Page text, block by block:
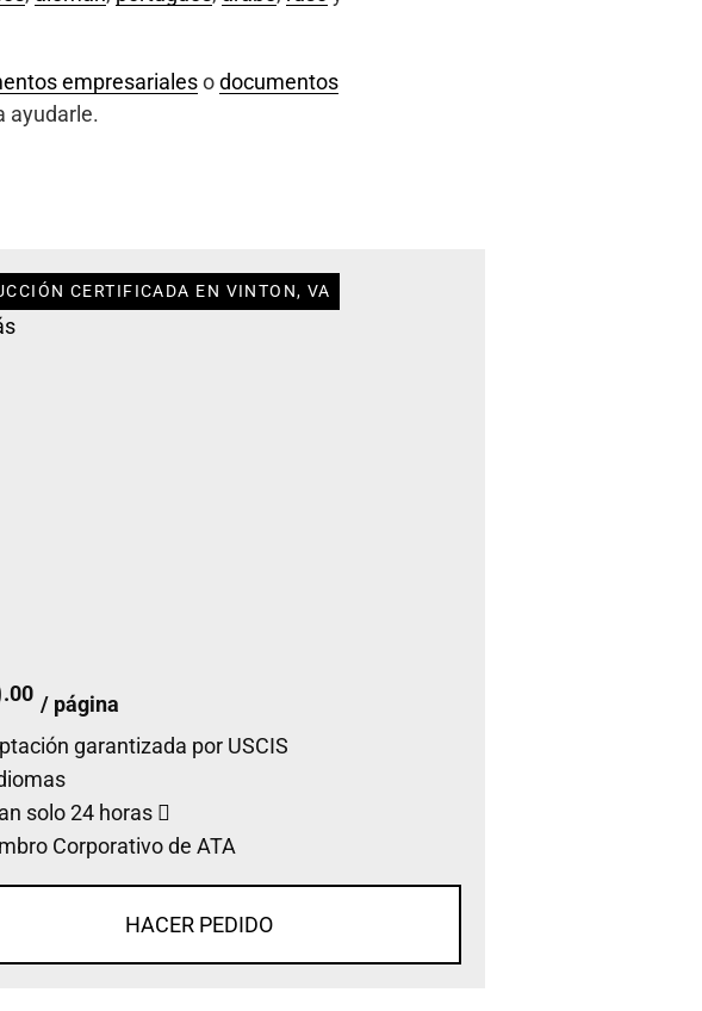
empresarialesodocumentos
ayudarle.
CERTIFICADA EN VINTON, VA
.00 / página
garantizada por USCIS
solo 24 horas
Corporativo de ATA
HACER PEDIDO